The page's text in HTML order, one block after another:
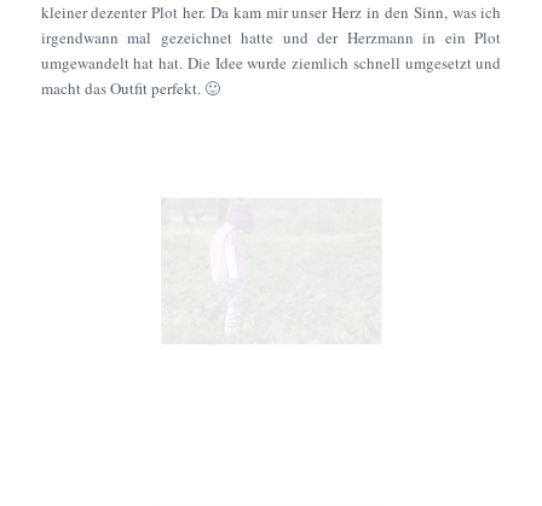
kleiner dezenter Plot her. Da kam mir unser Herz in den Sinn, was ich
irgendwann mal gezeichnet hatte und der Herzmann in ein Plot
umgewandelt hat hat. Die Idee wurde ziemlich schnell umgesetzt und
macht das Outfit perfekt. 🙂